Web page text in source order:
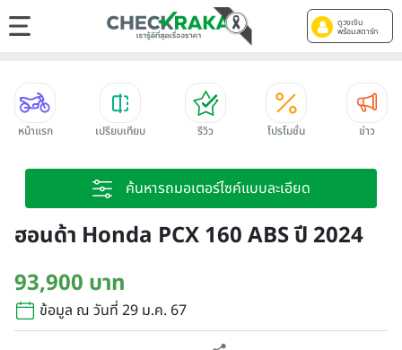
ดูวงเงิน
พร้อมสตาร์ท
หน้าแรก เปรียบเทียบ รีวิว โปรโมชั่น ข่าว
ค้นหารถมอเตอร์ไซค์แบบละเอียด
ฮอนด้า Honda PCX 160 ABS ปี 2024
93,900 บาท
ข้อมูล ณ วันที่ 29 ม.ค. 67